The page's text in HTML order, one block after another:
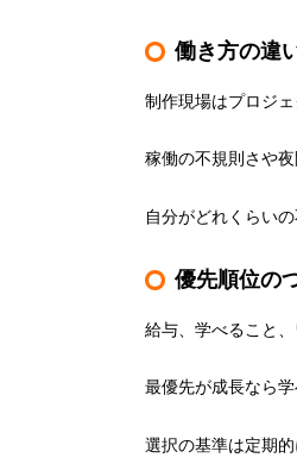
働き方の違
制作現場はプロジ
稼働の不規則さや
自分がどれくらい
優先順位の
給与、学べること
最優先が成長なら
選択の基準は定期